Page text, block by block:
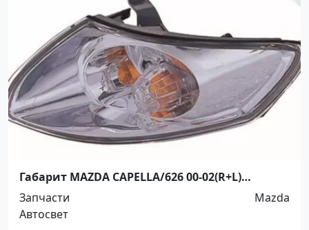
Габарит MAZDA CAPELLA/626 00-02(R+L)
Краснодар
Запчасти
Mazda
Автосвет